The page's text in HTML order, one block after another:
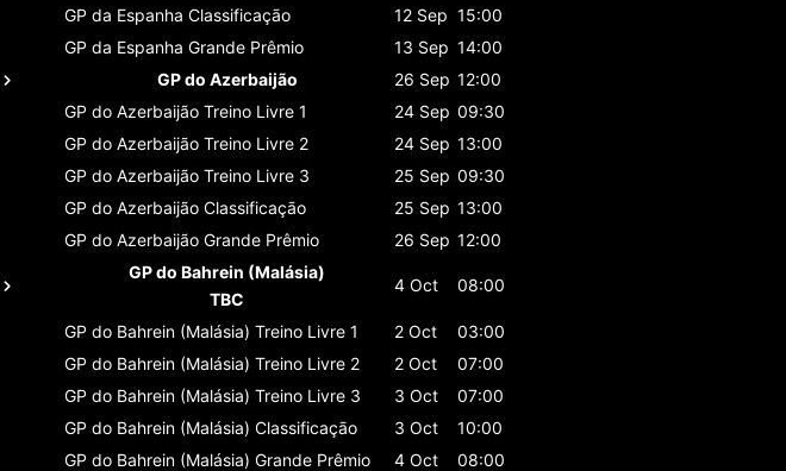
GP da Espanha Classificaçāo 12 Sep 15:00
GP da Espanha Grande Prêmio 13 Sep 14:00
GP do Azerbaijão
26 Sep 12:00
GP do Azerbaijão Treino Livre 1 24 Sep 09:30
GP do Azerbaijão Treino Livre 2 24 Sep 13:00
GP do Azerbaijão Treino Livre 3 25 Sep 09:30
GP do Azerbaijão Classificaçāo 25 Sep 13:00
GP do Azerbaijão Grande Prêmio 26 Sep 12:00
GP do Bahrein (Malásia)
TBC
4 Oct 08:00
GP do Bahrein (Malásia) Treino Livre 1 2 Oct
03:00
GP do Bahrein (Malásia) Treino Livre 2 2 Oct
07:00
GP do Bahrein (Malásia) Treino Livre 3 3 Oct
07:00
GP do Bahrein (Malásia) Classificaçāo 3 Oct
10:00
GP do Bahrein (Malásia) Grande Prêmio 4 Oct
08:00